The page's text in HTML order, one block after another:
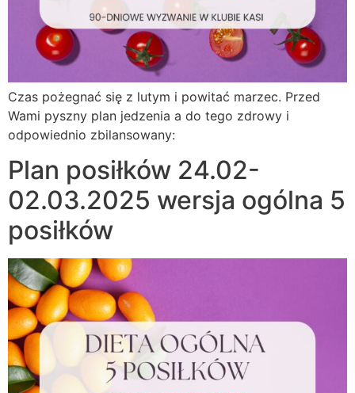
Czas pożegnać się z lutym i powitać marzec. Przed
Wami pyszny plan jedzenia a do tego zdrowy i
odpowiednio zbilansowany:
Plan posiłków 24.02-
02.03.2025 wersja ogólna 5
posiłków